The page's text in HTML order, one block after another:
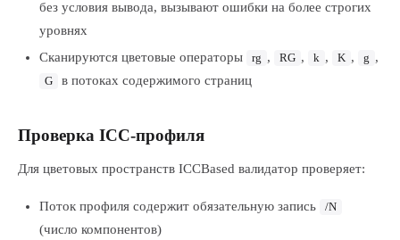
без условия вывода, вызывают ошибки на более строгих
уровнях
Сканируются цветовые операторы
rg , RG , k , K , g ,
G в потоках содержимого страниц
Проверка ICC-профиля
Для цветовых пространств ICCBased валидатор проверяет:
Поток профиля содержит обязательную запись /N
(число компонентов)